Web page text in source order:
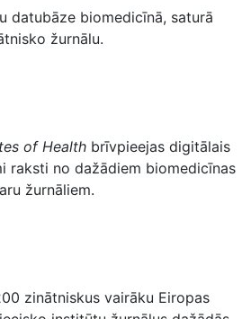
datubāze biomedicīnā, saturā
žurnālu.
of Health brīvpieejas digitālais
raksti no dažādiem biomedicīnas
žurnāliem.
zinātniskus vairāku Eiropas